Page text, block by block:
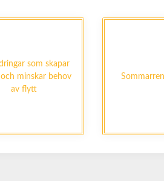
som skapar
minskar behov
av flytt